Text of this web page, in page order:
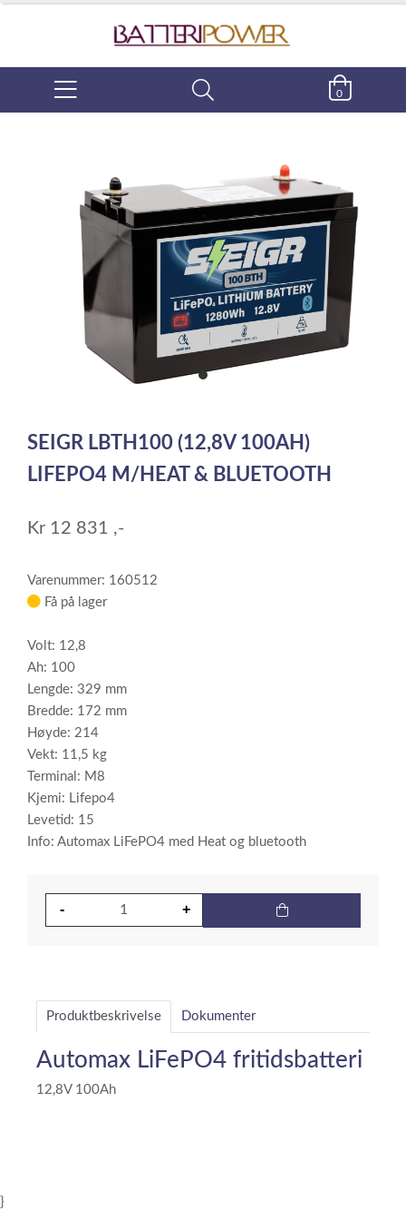
0
item
of
1
SEIGR LBTH100 (12,8V 100AH)
LIFEPO4 M/HEAT & BLUETOOTH
Kr 12 831 ,-
Varenummer: 160512
Få på lager
Volt: 12,8
Ah: 100
Lengde: 329 mm
Bredde: 172 mm
Høyde: 214
Vekt: 11,5 kg
Terminal: M8
Kjemi: Lifepo4
Levetid: 15
Info: Automax LiFePO4 med Heat og bluetooth
Produktbeskrivelse Dokumenter
Automax LiFePO4 fritidsbatteri
12,8V 100Ah
}